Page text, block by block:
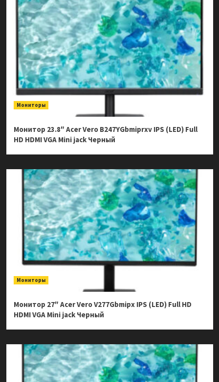
Мониторы
Монитор 23.8″ Acer Vero B247YGbmiprxv IPS (LED) Full
HD HDMI VGA Mini jack Черный
Мониторы
Монитор 27″ Acer Vero V277Gbmipx IPS (LED) Full HD
HDMI VGA Mini jack Черный